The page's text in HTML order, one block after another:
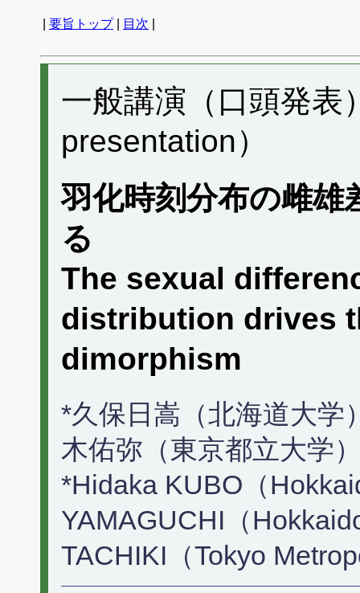
要旨トップ| 目次
一般講演（口頭発
presentation）
羽化時刻分布の雌雄
る
The sexual
distribution drives
dimorphism
*久保日嵩（北海道大学
木佑弥（東京都立大学
*Hidaka KUBO（
YAMAGUCHI（
TACHIKI（Tokyo